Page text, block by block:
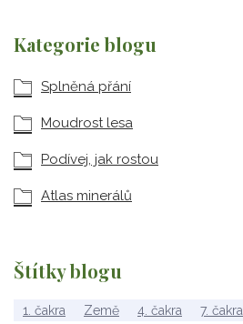
Kategorie blogu
Splněná přání
Moudrost lesa
Podívej, jak rostou
Atlas minerálů
Štítky blogu
1. čakra Země 4. čakra 7. čakra